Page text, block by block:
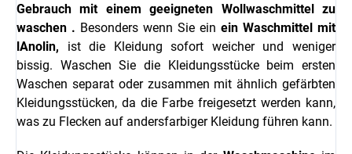
Gebrauch mit einem geeigneten Wollwaschmittelzu
waschen . Besonders wenn Sie ein ein Waschmittel mit
lAnolin, ist die Kleidung sofort weicher und weniger
bissig. Waschen Sie die Kleidungsstücke beim ersten
Waschen separat oder zusammen mit ähnlich gefärbten
Kleidungsstücken, da die Farbe freigesetzt werden kann,
was zu Flecken auf andersfarbiger Kleidung führen kann.